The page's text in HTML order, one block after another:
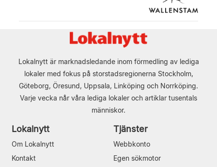
Lokalnytt är marknadsledande inom förmedling av lediga
lokaler med fokus på storstadsregionerna Stockholm,
Göteborg, Öresund, Uppsala, Linköping och Norrköping.
Varje vecka når våra lediga lokaler och artiklar tusentals
människor.
Lokalnytt
Om Lokalnytt
Kontakt
Tjänster
Webbkonto
Egen sökmotor